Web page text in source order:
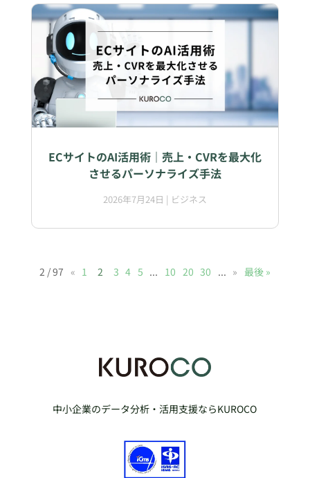
ECサイトのAI活用術｜売上・CVRを最大化
させるパーソナライズ手法
2026年7月24日 | ビジネス
2 / 97 « 1 2 3 4 5 ... 10 20 30 ... » 最後 »
中小企業のデータ分析・活用支援ならKUROCO